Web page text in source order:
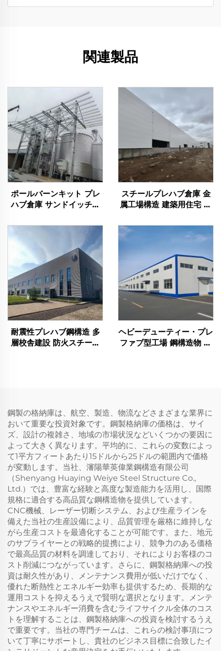
関連製品
ポールバーンキット プレ
ハブ倉庫 サンドイッチパ
チール建物（4）
スチールプレハブ倉庫 金
属工場構造 建築用住宅 窓
建物
耐震性プレハブ鋼構造 多
層校舎建設 防火スチール
ヘビーデューティー・プレ
ファブ型工場 鋼構造物 ハ
鋼製の格納庫は、航空、製造、物流などさまざまな業界に
おいて重要な投資対象です。鋼製格納庫の価格は、サイ
ズ、設計の複雑さ、地域の市場状況などいくつかの要因に
よって大きく異なります。平均的に、これらの変数によっ
て1平方フィートあたり15ドルから25ドルの範囲内で価格
が変動します。当社、瀋陽華英偉業鋼構造有限公司
（Shenyang Huaying Weiye Steel Structure Co.,
Ltd.）では、豊富な経験と高度な製造能力を活用し、国際
規格に適合する高品質な鋼構造物を提供しています。
CNC機械、レーザー切断システム、および生産ラインを
備えた当社の生産設備により、品質管理を厳格に維持しな
がら生産コストを最適化することが可能です。また、地元
のサプライヤーとの戦略的提携により、競争力のある価格
で最高品質の材料を調達しており、それによりお客様のコ
スト削減につながっています。さらに、鋼製格納庫への投
資は耐久性があり、メンテナンス費用が低いだけでなく、
優れた断熱性とエネルギー効率も提供するため、長期的な
運用コストを抑えるうえで賢明な選択となります。メンテ
ナンスやエネルギー消費を含むライフサイクル全体のコス
トを理解することは、鋼製格納庫への投資を検討するうえ
で重要です。当社の専門チームは、これらの検討事項につ
いて丁寧にサポートし、貴社のビジネス目標に合致したイ